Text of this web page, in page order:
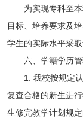
为实现专科至本
目标、培养要求及
学生的实际水平采
六、学籍学历管
1. 我校按规定认
复查合格的新生进
生修完教学计划规